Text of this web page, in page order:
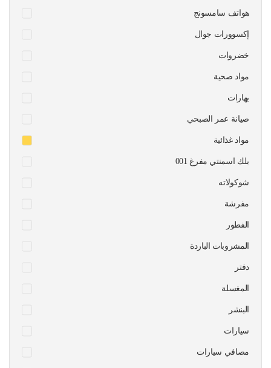
هواتف سامسونج
إكسوورات جوال
خضروات
مواد صحية
بهارات
صيانة عمر الصبحي
مواد غذائية
بلك اسمنتي مفرغ 001
شوكولاته
مفرشة
الفطور
المشروبات الباردة
دفتر
المغسلة
البنشر
سيارات
مصافي سيارات